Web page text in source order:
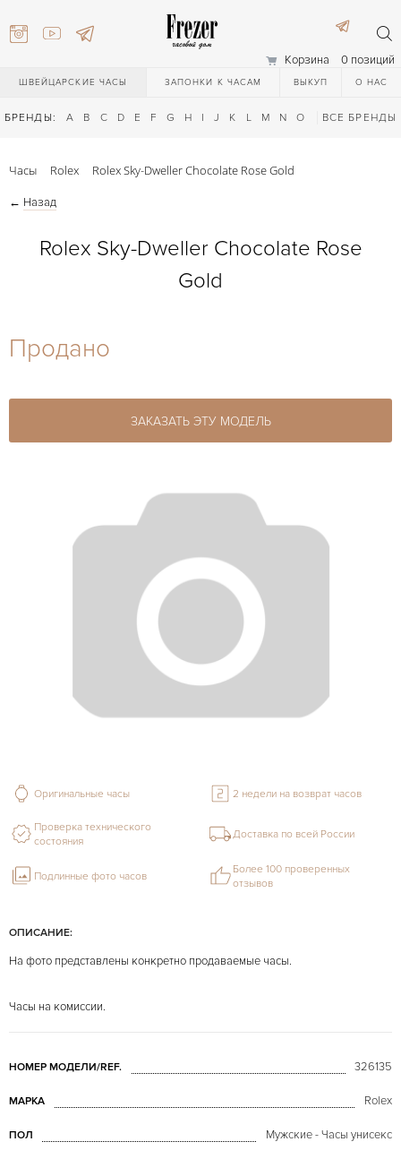
Корзина 0 позиций
ШВЕЙЦАРСКИЕ ЧАСЫ ЗАПОНКИ К ЧАСАМ ВЫКУП О НАС
БРЕНДЫ: A B C D E F G H I J K L M N O Q R S T
ВСЕ БРЕНДЫ
27-44
Часы Rolex Rolex Sky-Dweller Chocolate Rose Gold
← Назад
Rolex Sky-Dweller Chocolate Rose
Gold
Продано
ЗАКАЗАТЬ ЭТУ МОДЕЛЬ
ОПИСАНИЕ:
На фото представлены конкретно продаваемые часы.
Часы на комиссии.
НОМЕР МОДЕЛИ/REF. 326135
МАРКА Rolex
ПОЛ Мужские - Часы унисекс
Оригинальные часы 2 недели на возврат часов
Проверка технического
состояния
Доставка по всей России
Подлинные фото часов
Более 100 проверенных
отзывов